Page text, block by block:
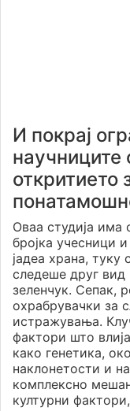
И покрај
научниците
откритието
Оваа студија има
бројка учесници
јадеа храна,
следеше друг
зеленчук. Сепак,
охрабрувачки за
истражувања.
фактори што
како генетика,
наклонетости и
комплексно
културни